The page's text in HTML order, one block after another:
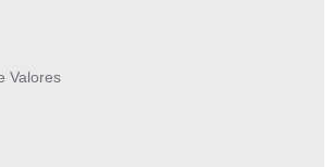
Valores